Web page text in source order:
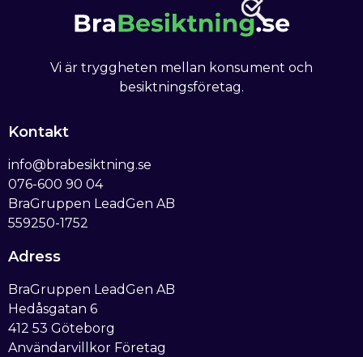
Adress
BraGruppen LeadGen AB
Hedåsgatan 6
412 53 Göteborg
Användarvillkor Företag
Kontakt
info@brabesiktning.se
076-600 90 04
BraGruppen LeadGen AB
559250-1752
Vi är tryggheten mellan konsument och
besiktningsföretag.